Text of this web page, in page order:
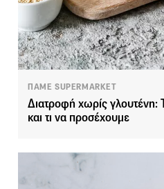
ΠΑΜΕ SUPERMARKET
Διατροφή χωρίς γλουτένη:
και τι να προσέχουμε